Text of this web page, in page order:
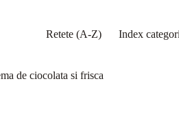
Retete (A-Z) Index
de ciocolata si frisca